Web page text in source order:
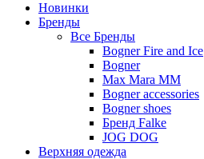
Новинки
Бренды
Все Бренды
Bogner Fire and Ice
Bogner
Max Mara MM
Bogner accessories
Bogner shoes
Бренд Falke
JOG DOG
Верхняя одежда